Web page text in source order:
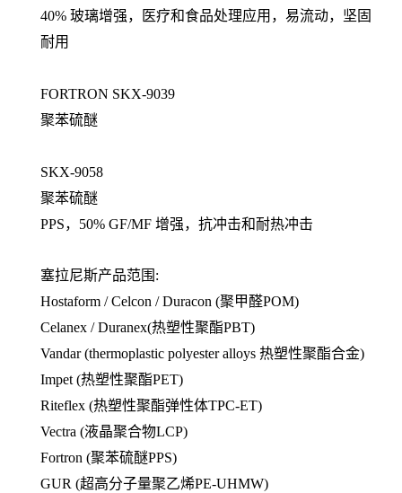
40% 玻璃增强，医疗和食品处理应用，易流动，坚固
耐用
FORTRON SKX-9039
聚苯硫醚
SKX-9058
聚苯硫醚
PPS，50% GF/MF 增强，抗冲击和耐热冲击
塞拉尼斯产品范围:
Hostaform / Celcon / Duracon (聚甲醛POM)
Celanex / Duranex(热塑性聚酯PBT)
Vandar (thermoplastic polyester alloys 热塑性聚酯合金)
Impet (热塑性聚酯PET)
Riteflex (热塑性聚酯弹性体TPC-ET)
Vectra (液晶聚合物LCP)
Fortron (聚苯硫醚PPS)
GUR (超高分子量聚乙烯PE-UHMW)